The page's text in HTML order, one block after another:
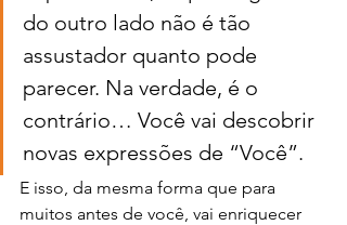
do outro lado não é tão
assustador quanto pode
parecer. Na verdade, é o
contrário… Você vai descobrir
novas expressões de “Você”.
E isso, da mesma forma que para
muitos antes de você, vai enriquecer